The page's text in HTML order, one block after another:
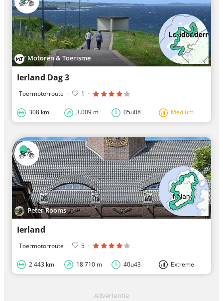
Motoren & Toerisme
Ierland Dag 3
Toermotorroute · 1 ·
308 km 3.009 m 05u08 Medium
Peter Rooms
Ierland
Toermotorroute · 5 ·
2.443 km 18.710 m 40u43 Extreme
Advertentie